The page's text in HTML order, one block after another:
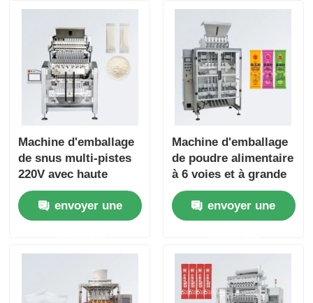
monosodique, de
vitamines, de café et
de bonbons
Machine d'emballage
de snus multi-pistes
220V avec haute
performance
d'étanchéité et 1 an
de garantie pour
envoyer une
Machine d'emballage
de poudre alimentaire
à 6 voies et à grande
vitesse, anti-
poussière, pour
assaisonnement et
envoyer une